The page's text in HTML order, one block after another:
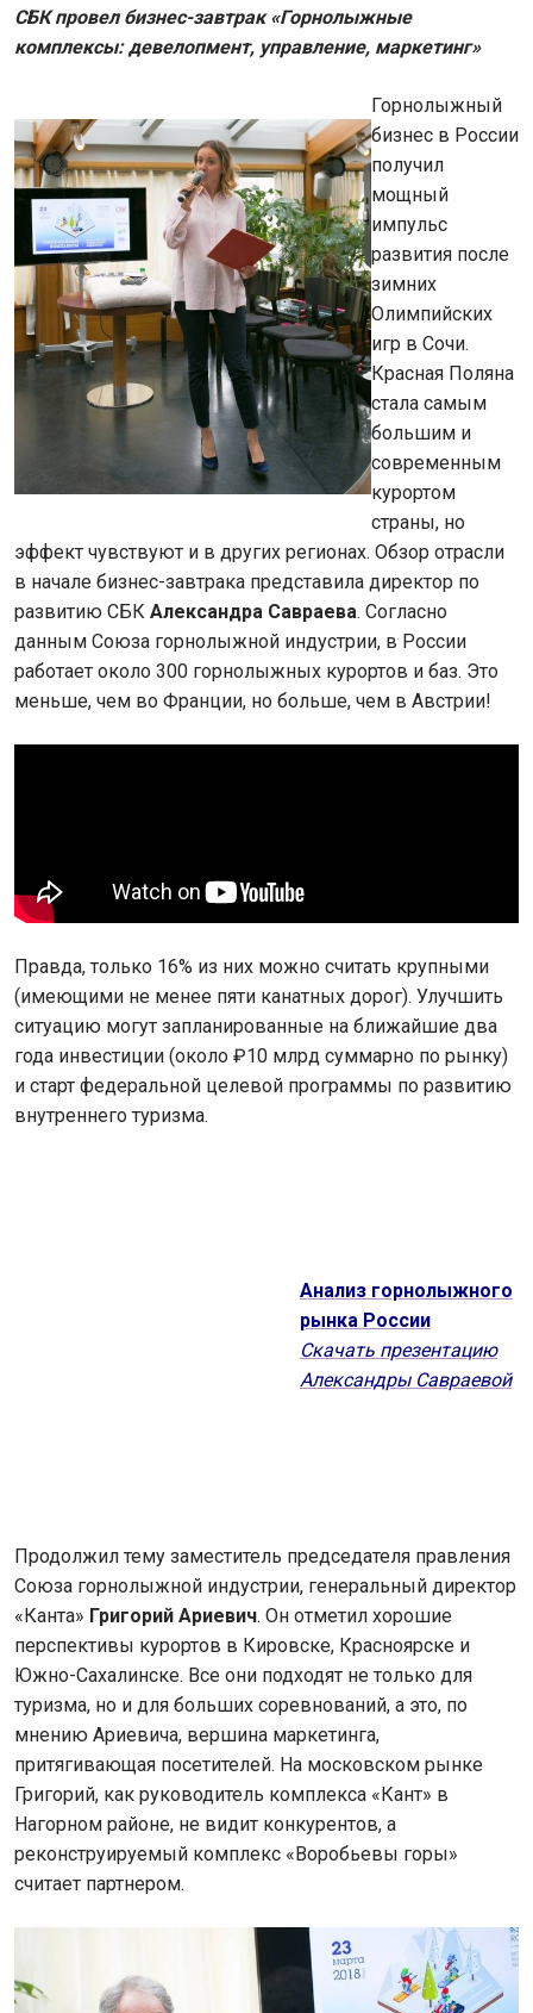
СБК провел бизнес-завтрак «Горнолыжные
комплексы: девелопмент, управление, маркетинг»
Горнолыжный
бизнес в России
получил
мощный
импульс
развития после
зимних
Олимпийских
игр в Сочи.
Красная Поляна
стала самым
большим и
современным
курортом
страны, но
эффект чувствуют и в других регионах. Обзор отрасли
в начале бизнес-завтрака представила директор по
развитию СБК Александра Савраева. Согласно
данным Союза горнолыжной индустрии, в России
работает около 300 горнолыжных курортов и баз. Это
меньше, чем во Франции, но больше, чем в Австрии!
Правда, только 16% из них можно считать крупными
(имеющими не менее пяти канатных дорог). Улучшить
ситуацию могут запланированные на ближайшие два
года инвестиции (около ₽10 млрд суммарно по рынку)
и старт федеральной целевой программы по развитию
внутреннего туризма.
Анализ горнолыжного
рынка России
Скачать презентацию
Александры Савраевой
Продолжил тему заместитель председателя правления
Союза горнолыжной индустрии, генеральный директор
«Канта» Григорий Ариевич. Он отметил хорошие
перспективы курортов в Кировске, Красноярске и
Южно-Сахалинске. Все они подходят не только для
туризма, но и для больших соревнований, а это, по
мнению Ариевича, вершина маркетинга,
притягивающая посетителей. На московском рынке
Григорий, как руководитель комплекса «Кант» в
Нагорном районе, не видит конкурентов, а
реконструируемый комплекс «Воробьевы горы»
считает партнером.